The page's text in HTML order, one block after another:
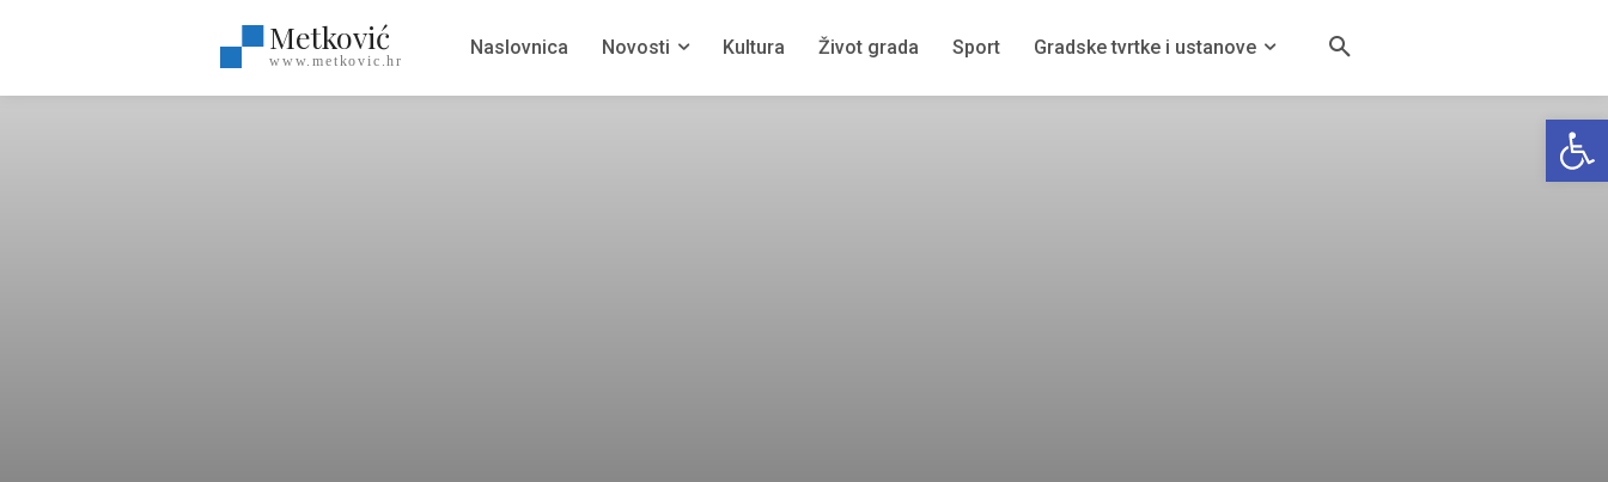
Metković
www.metkovic.hr
Naslovnica Novosti Kultura Život grada Sport Gradske tvrtke i ustanove